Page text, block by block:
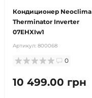
Кондиционер Neoclima
Therminator Inverter
07EHXIw1
Артикул: 800068
0
10 499.00 грн